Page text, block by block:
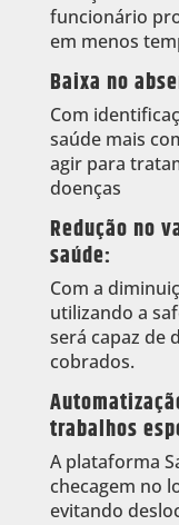
funcionário
em menos
Baixa no
Com
saúde mais
agir para
doenças
Redução no
saúde:
Com a
utilizando a
será capaz de
cobrados.
trabalhos
A plataforma
checagem no
evitando